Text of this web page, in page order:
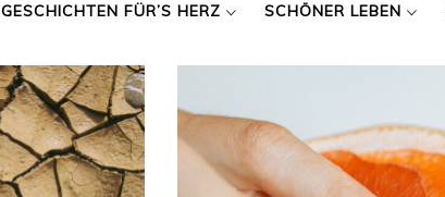
GESCHICHTEN FÜR’S HERZ SCHÖNER LEBEN